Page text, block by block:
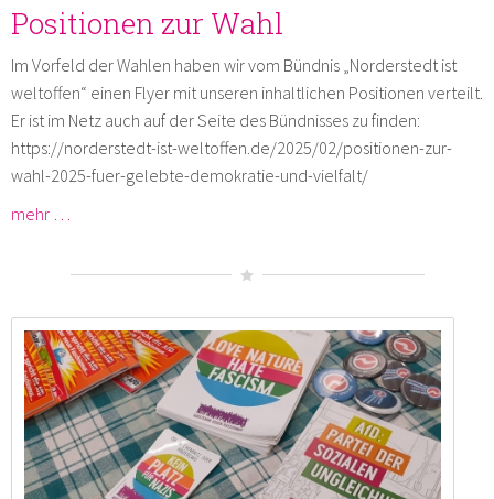
Positionen zur Wahl
Im Vorfeld der Wahlen haben wir vom Bündnis „Norderstedt ist
weltoffen“ einen Flyer mit unseren inhaltlichen Positionen verteilt.
Er ist im Netz auch auf der Seite des Bündnisses zu finden:
https://norderstedt-ist-weltoffen.de/2025/02/positionen-zur-
wahl-2025-fuer-gelebte-demokratie-und-vielfalt/
mehr …